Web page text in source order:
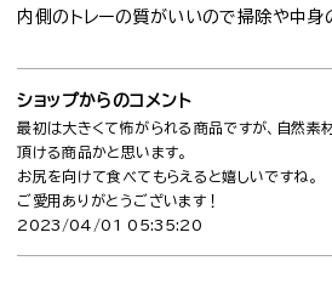
内側のトレーの質がいいので掃除や中身
ショップからのコメント
最初は大きくて怖がられる商品ですが、自然素
頂ける商品かと思います。
お尻を向けて食べてもらえると嬉しいですね。
ご愛用ありがとうございます！
2023/04/01 05:35:20